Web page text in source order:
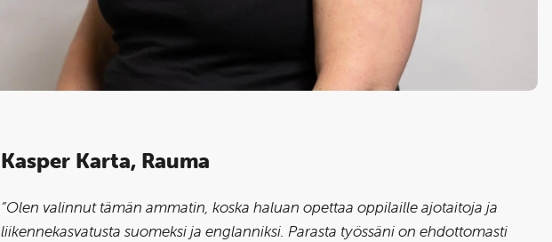
Kasper Karta, Rauma
”Olen valinnut tämän ammatin, koska haluan opettaa oppilaille ajotaitoja ja
liikennekasvatusta suomeksi ja englanniksi. Parasta työssäni on ehdottomasti